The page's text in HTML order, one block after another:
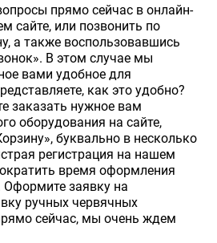
прямо сейчас в онлайн-
сайте, или позвонить по
а также воспользовавшись
В этом случае мы
вами удобное для
как это удобно?
заказать нужное вам
оборудования на сайте,
буквально в несколько
регистрация на нашем
время оформления
заявку на
ручных червячных
сейчас, мы очень ждем